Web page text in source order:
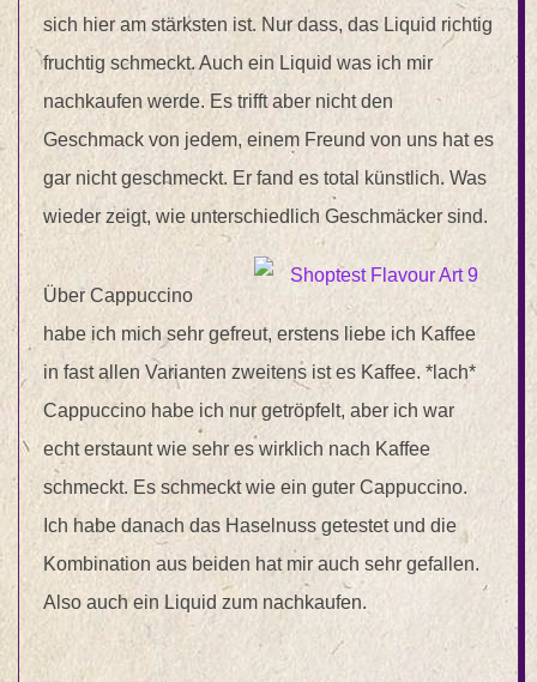
sich hier am stärksten ist. Nur dass, das Liquid richtig
fruchtig schmeckt. Auch ein Liquid was ich mir
nachkaufen werde. Es trifft aber nicht den
Geschmack von jedem, einem Freund von uns hat es
gar nicht geschmeckt. Er fand es total künstlich. Was
wieder zeigt, wie unterschiedlich Geschmäcker sind.
Über Cappuccino
habe ich mich sehr gefreut, erstens liebe ich Kaffee
in fast allen Varianten zweitens ist es Kaffee. *lach*
Cappuccino habe ich nur getröpfelt, aber ich war
echt erstaunt wie sehr es wirklich nach Kaffee
schmeckt. Es schmeckt wie ein guter Cappuccino.
Ich habe danach das Haselnuss getestet und die
Kombination aus beiden hat mir auch sehr gefallen.
Also auch ein Liquid zum nachkaufen.